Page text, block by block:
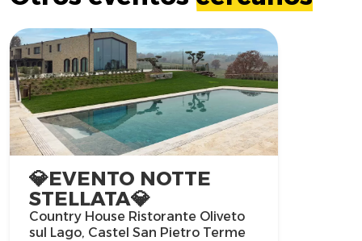
💎EVENTO NOTTE
STELLATA💎
Country House Ristorante Oliveto
sul Lago, Castel San Pietro Terme